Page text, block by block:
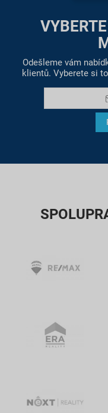
Odešleme vám
klientů. Vyberete si